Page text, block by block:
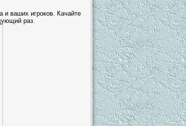
и ваших игроков. Качайте
раз.